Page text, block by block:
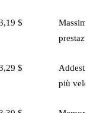
$
$
più